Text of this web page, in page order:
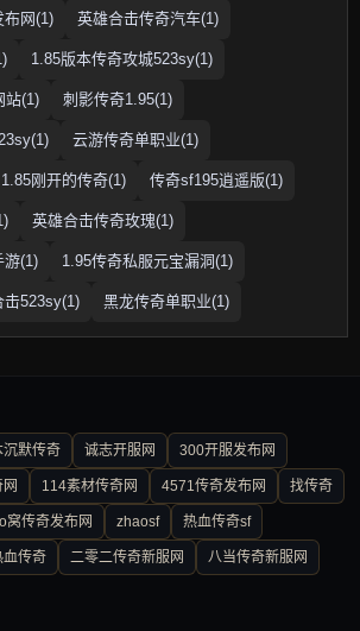
布网(1) 英雄合击传奇汽车(1)
1.85版本传奇攻城523sy(1)
站(1) 刺影传奇1.95(1)
云游传奇单职业(1)
1.85刚开的传奇(1) 传奇sf195逍遥版(1)
英雄合击传奇玫瑰(1)
游(1) 1.95传奇私服元宝漏洞(1)
击523sy(1) 黑龙传奇单职业(1)
沉默传奇 诚志开服网 300开服发布网
114素材传奇网 4571传奇发布网 找传奇
窝传奇发布网 zhaosf 热血传奇sf
血传奇 二零二传奇新服网 八当传奇新服网